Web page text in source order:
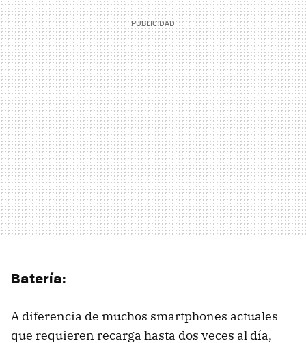
Batería:
A diferencia de muchos smartphones actuales
que requieren recarga hasta dos veces al día,